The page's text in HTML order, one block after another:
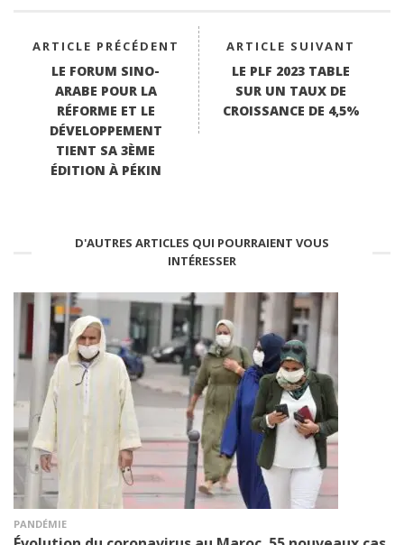
ARTICLE PRÉCÉDENT
LE FORUM SINO-
ARABE POUR LA
RÉFORME ET LE
DÉVELOPPEMENT
TIENT SA 3ÈME
ÉDITION À PÉKIN
ARTICLE SUIVANT
LE PLF 2023 TABLE
SUR UN TAUX DE
CROISSANCE DE 4,5%
D'AUTRES ARTICLES QUI POURRAIENT VOUS
INTÉRESSER
PANDÉMIE